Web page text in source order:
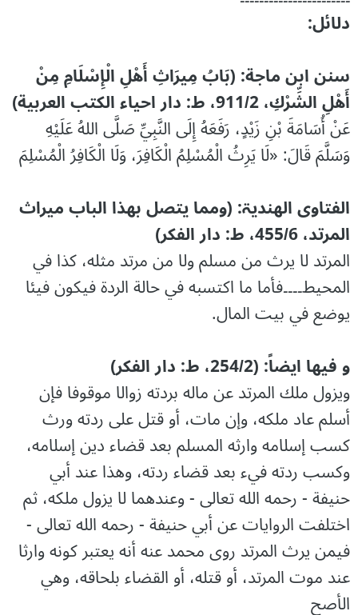
دلائل:
سنن ابن ماجة: (بَابُ مِيرَاثِ أَهْلِ الْإِسْلَامِ مِنْ
أَهْلِ الشِّرْكِ، 911/2، ط: دار احياء الكتب العربية)
عَنْ أُسَامَةَ بْنِ زَيْدٍ، رَفَعَهُ إِلَى النَّبِيِّ صَلَّى اللهُ عَلَيْهِ
وَسَلَّمَ قَالَ: «لَا يَرِثُ الْمُسْلِمُ الْكَافِرَ، وَلَا الْكَافِرُ الْمُسْلِمَ
الفتاوی الھندیۃ: (ومما يتصل بهذا الباب ميراث
المرتد، 455/6، ط: دار الفکر)
المرتد لا يرث من مسلم ولا من مرتد مثله، كذا في
المحيط۔۔۔۔فأما ما اكتسبه في حالة الردة فيكون فيئا
يوضع في بيت المال.
و فیھا ایضاً: (254/2، ط: دار الفکر)
ويزول ملك المرتد عن ماله بردته زوالا موقوفا فإن
أسلم عاد ملكه، وإن مات، أو قتل على ردته ورث
كسب إسلامه وارثه المسلم بعد قضاء دين إسلامه،
وكسب ردته فيء بعد قضاء ردته، وهذا عند أبي
حنيفة - رحمه الله تعالى - وعندهما لا يزول ملكه، ثم
اختلفت الروايات عن أبي حنيفة - رحمه الله تعالى -
فيمن يرث المرتد روى محمد عنه أنه يعتبر كونه وارثا
عند موت المرتد، أو قتله، أو القضاء بلحاقه، وهي
الأصح